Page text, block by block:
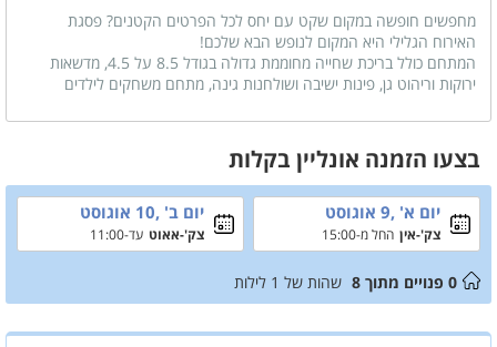
מחפשים חופשה במקום שקט עם יחס לכל הפרטים הקטנים? פסגת
האירוח הגלילי היא המקום לנופש הבא שלכם!
המתחם כולל בריכת שחייה מחוממת גדולה בגודל 8.5 על 4.5, מדשאות
ירוקות וריהוט גן, פינות ישיבה ושולחנות גינה, מתחם משחקים לילדים
במתחם 8 סוויטות-בכל סוויטה 2 חדרי שינה וחדר רחצה מאובזרים קומפלט
ובנוסף ג'קוזי זוגי מפנק בכל חדר.
באזור מגוון אטרקציות כגון מיי בייבי ומרכז המזון.
הזמינו כבר עכשיו את החופשה המושלמת שלכם בפסגת האירוח הגלילי!
בצעו הזמנה אונליין בקלות
יום א' ,9 אוגוסט
צק'-אין החל מ-15:00
יום ב' ,10 אוגוסט
צק'-אאוט עד-11:00
0 פנויים מתוך 8 שהות של 1 לילות